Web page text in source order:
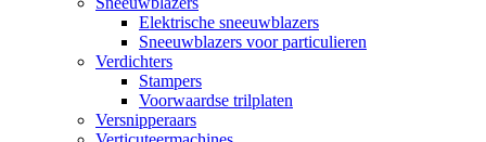
Elektrische sneeuwblazers
Sneeuwblazers voor particulieren
Verdichters
Stampers
Voorwaardse trilplaten
Versnipperaars